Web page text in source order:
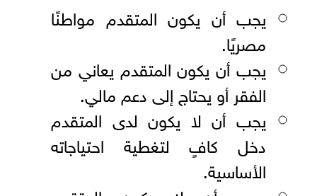
يجب أن يكون المتقدم مواطنًا
مصريًا.
يجب أن يكون المتقدم يعاني من
الفقر أو يحتاج إلى دعم مالي.
يجب أن لا يكون لدى المتقدم
دخل كافٍ لتغطية احتياجاته
الأساسية.